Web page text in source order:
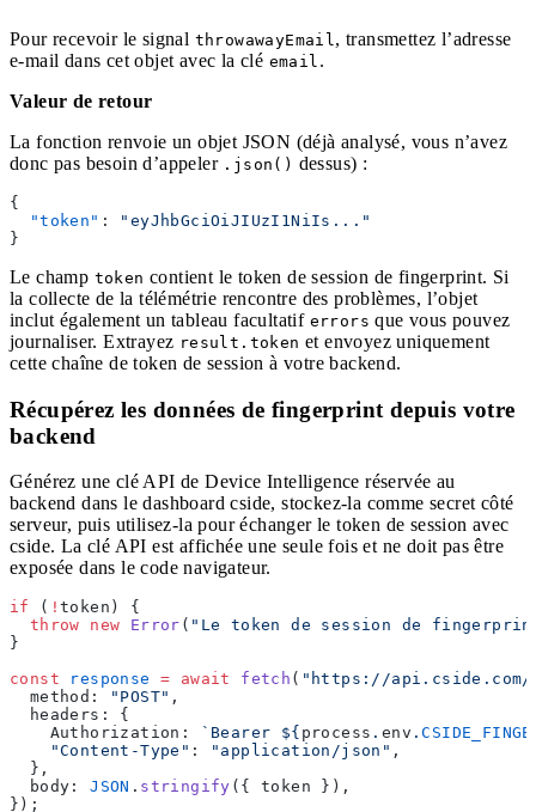
Pour recevoir le signal throwawayEmail , transmettez l’adresse
e-mail dans cet objet avec la clé email .
Valeur de retour
La fonction renvoie un objet JSON (déjà analysé, vous n’avez
donc pas besoin d’appeler .json() dessus) :
{
  "token"
:
"eyJhbGciOiJIUzI1NiIs..."
}
Le champ token contient le token de session de fingerprint. Si
la collecte de la télémétrie rencontre des problèmes, l’objet
inclut également un tableau facultatif errors que vous pouvez
journaliser. Extrayez result.token et envoyez uniquement
cette chaîne de token de session à votre backend.
Récupérez les données de fingerprint depuis votre
backend
Générez une clé API de Device Intelligence réservée au
backend dans le dashboard cside, stockez-la comme secret côté
serveur, puis utilisez-la pour échanger le token de session avec
cside. La clé API est affichée une seule fois et ne doit pas être
exposée dans le code navigateur.
if ( !token) {
  throw
new Error ( "Le token de session de
}
const response = await fetch ( "https://
  method:
"POST" ,
  headers: {
    Authorization:
`Bearer ${ process . env .
    "Content-Type"
: "application/json" ,
  },
  body:
JSON . stringify ({ token }),
});